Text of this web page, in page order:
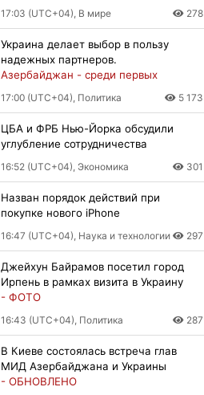
17:03 (UTC+04), В мире 278
Украина делает выбор в пользу
надежных партнеров.
Азербайджан - среди первых
17:00 (UTC+04), Политика 5 173
ЦБА и ФРБ Нью-Йорка обсудили
углубление сотрудничества
16:52 (UTC+04), Экономика 301
Назван порядок действий при
покупке нового iPhone
16:47 (UTC+04), Наука и технологии 297
Джейхун Байрамов посетил город
Ирпень в рамках визита в Украину
- ФОТО
16:43 (UTC+04), Политика 287
В Киеве состоялась встреча глав
МИД Азербайджана и Украины
- ОБНОВЛЕНО